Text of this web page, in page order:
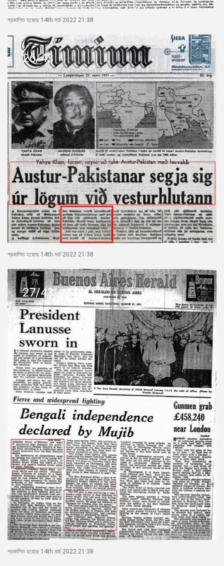
প্রকাশিত হয়েছে 14th মার্চ 2022 21:38
26/43
প্রকাশিত হয়েছে 14th মার্চ 2022 21:38
27/43
প্রকাশিত হয়েছে 14th মার্চ 2022 21:38